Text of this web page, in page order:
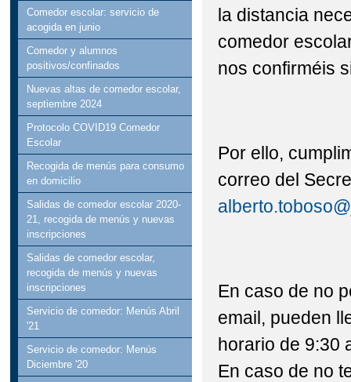
Comedor escolar: servicio de
acogida en junio
Comedor y alumnos
positivos/confinados
Nuevas altas de comedor escolar,
septiembre 2024
Protocolo COVID19 Comedor
Escolar
Recogida de menús para consumo
en domicilio
Salidas de comedor escolar 2020-
21, recogida de menús y nuevas
inscripciones
Salidas de comedor escolar,
recogida de menús y nuevas
inscripciones
Servicio de comedor: Menús Abril
'21
Servicio de comedor: Menús
Diciembre '20
la distancia
comedor
nos confirméis
Por ello,
correo del
En caso de no
email, pueden
horario de 9:30
En caso de no